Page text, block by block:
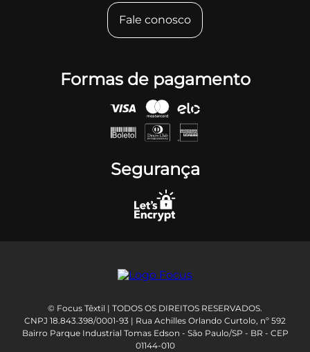
Fale conosco
Formas de pagamento
Segurança
© Focus Têxtil | TODOS OS DIREITOS RESERVADOS.
CNPJ 18.843.398/0001-93 | Rua Achilles Orlando Curtolo, nº 592
Bairro Parque Industrial Tomas Edson - São Paulo/SP - BR - CEP
01144-010